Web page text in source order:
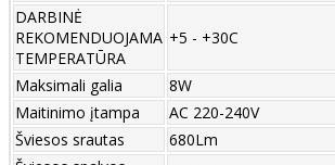
DARBINĖ
REKOMENDUOJAMA
TEMPERATŪRA
+5 - +30C
Maksimali galia
8W
Maitinimo įtampa
AC 220-240V
Šviesos srautas
680Lm